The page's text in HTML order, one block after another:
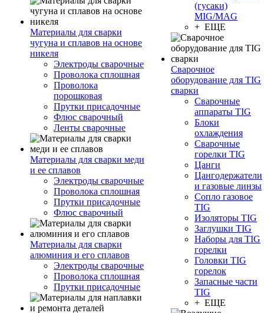
Материалы для сварки
чугуна и сплавов на основе
никеля
Электроды сварочные
Проволока сплошная
Проволока
порошковая
Прутки присадочные
Флюс сварочный
Ленты сварочные
Материалы для сварки меди
и ее сплавов
Электроды сварочные
Проволока сплошная
Прутки присадочные
Флюс сварочный
Материалы для сварки
алюминия и его сплавов
Электроды сварочные
Проволока сплошная
Прутки присадочные
(гусаки)
MIG/MAG
+ ЕЩЕ
Сварочное
оборудование для TIG
сварки
Сварочные
аппараты TIG
Блоки
охлаждения
Сварочные
горелки TIG
Цанги
Цангодержатели
и газовые линзы
Сопло газовое
TIG
Изоляторы TIG
Заглушки TIG
Наборы для TIG
горелки
Головки TIG
горелок
Запасные части
TIG
+ ЕЩЕ